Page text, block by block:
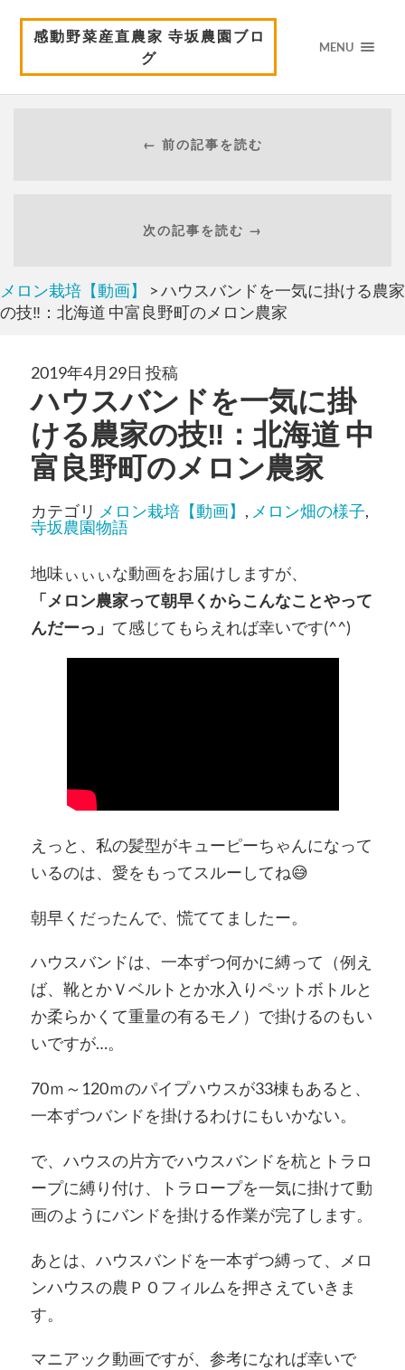
感動野菜産直農家 寺坂農園ブロ
グ
MENU
← 前の記事を読む
次の記事を読む →
メロン栽培【動画】
> ハウスバンドを一気に掛ける農家
の技‼️：北海道 中富良野町のメロン農家
2019年4月29日 投稿
ハウスバンドを一気に掛
ける農家の技‼️：北海道 中
富良野町のメロン農家
カテゴリ メロン栽培【動画】 , メロン畑の様子,
寺坂農園物語
地味ぃぃぃな動画をお届けしますが、
「メロン農家って朝早くからこんなことやって
んだーっ」 て感じてもらえれば幸いです(^^)
えっと、私の髪型がキューピーちゃんになって
いるのは、愛をもってスルーしてね😅
朝早くだったんで、慌ててましたー。
ハウスバンドは、一本ずつ何かに縛って（例え
ば、靴とかＶベルトとか水入りペットボトルと
か柔らかくて重量の有るモノ）で掛けるのもい
いですが…。
70ｍ～120ｍのパイプハウスが33棟もあると、
一本ずつバンドを掛けるわけにもいかない。
で、ハウスの片方でハウスバンドを杭とトラロ
ープに縛り付け、トラロープを一気に掛けて動
画のようにバンドを掛ける作業が完了します。
あとは、ハウスバンドを一本ずつ縛って、メロ
ンハウスの農ＰＯフィルムを押さえていきま
す。
マニアック動画ですが、参考になれば幸いで